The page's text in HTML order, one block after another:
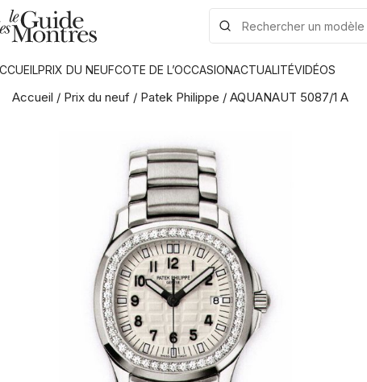
PRIX DU NEUFCOTE DE L’OCCASIONACTUALITÉVIDÉOS
Accueil / Prix du neuf / Patek Philippe / AQUANAUT 5087/1 A